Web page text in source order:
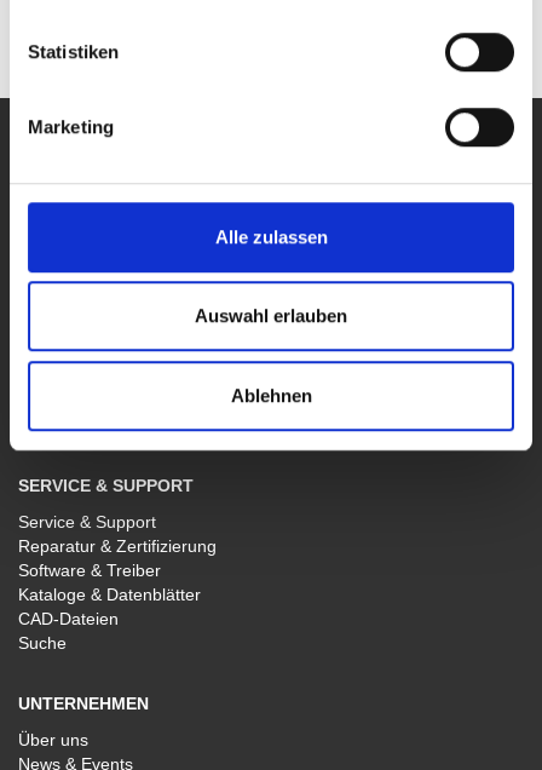
Statistiken
Marketing
Alle zulassen
Auswahl erlauben
Ablehnen
Alle Produkte
Labor-, Leistungs- und Arbiträr-Netzgeräte
Funktions- und Arbiträr-Generatoren
Sondergeräte
VERTRIEB
Vertrieb International
SERVICE & SUPPORT
Service & Support
Reparatur & Zertifizierung
Software & Treiber
Kataloge & Datenblätter
CAD-Dateien
Suche
UNTERNEHMEN
Über uns
News & Events